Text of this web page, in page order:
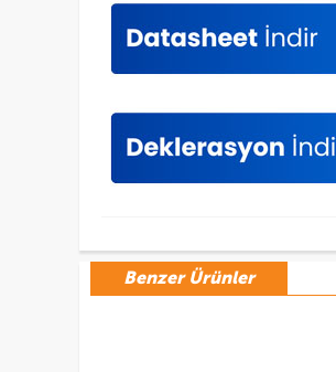
Benzer Ürünler